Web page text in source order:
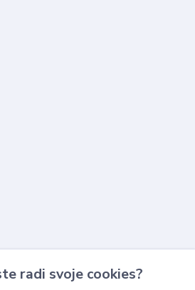
radi svoje cookies?